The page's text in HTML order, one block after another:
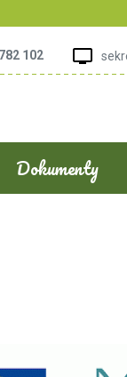
102
Dokumenty